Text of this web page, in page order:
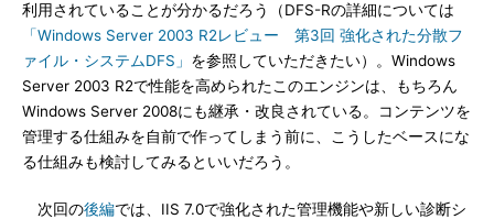
利用されていることが分かるだろう（DFS-Rの詳細については
「Windows Server 2003 R2レビュー 第3回 強化された分散フ
ァイル・システムDFS」 を参照していただきたい）。Windows
Server 2003 R2で性能を高められたこのエンジンは、もちろん
Windows Server 2008にも継承・改良されている。コンテンツを
管理する仕組みを自前で作ってしまう前に、こうしたベースにな
る仕組みも検討してみるといいだろう。
次回の後編では、IIS 7.0で強化された管理機能や新しい診断シ